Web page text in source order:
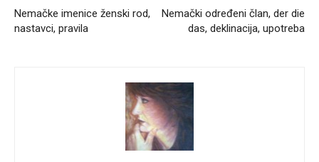
Nemačke imenice ženski rod,
nastavci, pravila
Nemački određeni član, der die
das, deklinacija, upotreba